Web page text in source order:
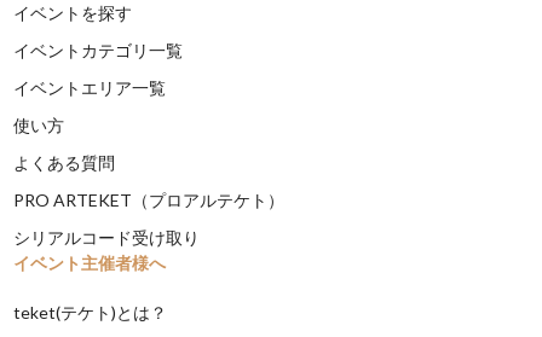
イベントを探す
イベントカテゴリ一覧
イベントエリア一覧
使い方
よくある質問
PRO ARTEKET（プロアルテケト）
シリアルコード受け取り
イベント主催者様へ
teket(テケト)とは？